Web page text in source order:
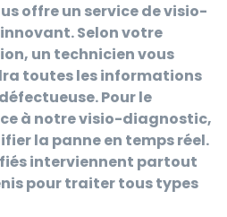
offre un service de visio-
Selon votre
un technicien vous
toutes les informations
Pour le
à notre visio-diagnostic,
la panne en temps réel.
interviennent partout
pour traiter tous types